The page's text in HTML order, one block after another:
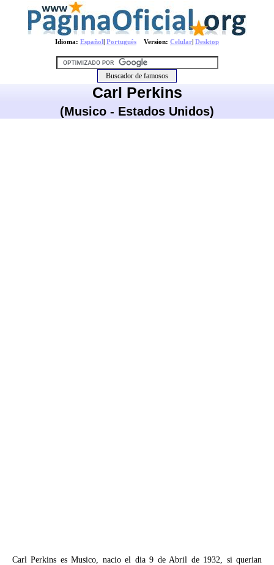
Idioma: Español| Português Version: Celular| Desktop
Carl Perkins
(Musico - Estados Unidos)
Carl Perkins es Musico, nacio el dia 9 de Abril de 1932, si querian